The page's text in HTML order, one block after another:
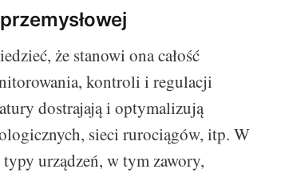
że stanowi ona całość
kontroli i regulacji
dostrajają i optymalizują
sieci rurociągów, itp. W
typy urządzeń, w tym zawory,